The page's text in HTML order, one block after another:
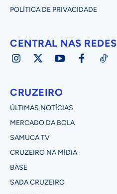
POLÍTICA DE PRIVACIDADE
CENTRAL NAS REDES
CRUZEIRO
ÚLTIMAS NOTÍCIAS
MERCADO DA BOLA
SAMUCA TV
CRUZEIRO NA MÍDIA
BASE
SADA CRUZEIRO